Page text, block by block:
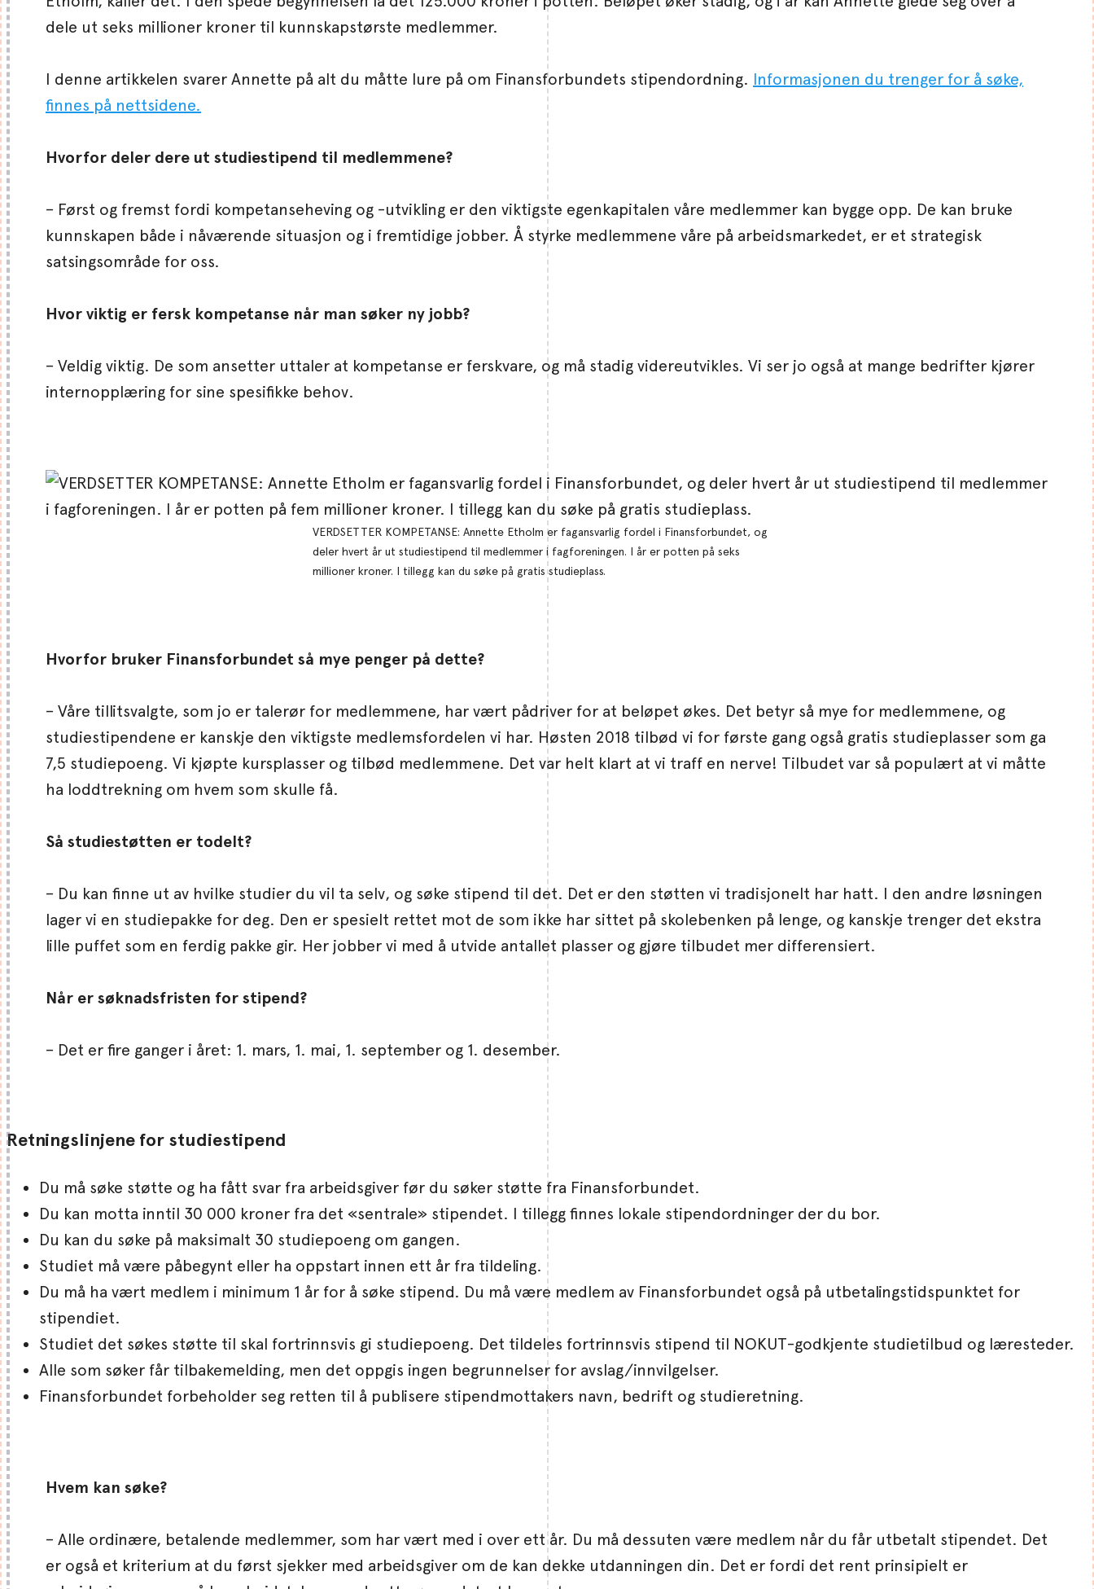
dele ut seks millioner kroner til kunnskapstørste medlemmer.
I denne artikkelen svarer Annette på alt du måtte lure på om Finansforbundets stipendordning. Informasjonen du trenger for å søke,
finnes på nettsidene.
Hvorfor deler dere ut studiestipend til medlemmene?
– Først og fremst fordi kompetanseheving og -utvikling er den viktigste egenkapitalen våre medlemmer kan bygge opp. De kan bruke
kunnskapen både i nåværende situasjon og i fremtidige jobber. Å styrke medlemmene våre på arbeidsmarkedet, er et strategisk
satsingsområde for oss.
Hvor viktig er fersk kompetanse når man søker ny jobb?
– Veldig viktig. De som ansetter uttaler at kompetanse er ferskvare, og må stadig videreutvikles. Vi ser jo også at mange bedrifter kjører
internopplæring for sine spesifikke behov.
VERDSETTER KOMPETANSE: Annette Etholm er fagansvarlig fordel i Finansforbundet, og
deler hvert år ut studiestipend til medlemmer i fagforeningen. I år er potten på seks
millioner kroner. I tillegg kan du søke på gratis studieplass.
Hvorfor bruker Finansforbundet så mye penger på dette?
– Våre tillitsvalgte, som jo er talerør for medlemmene, har vært pådriver for at beløpet økes. Det betyr så mye for medlemmene, og
studiestipendene er kanskje den viktigste medlemsfordelen vi har. Høsten 2018 tilbød vi for første gang også gratis studieplasser som ga
7,5 studiepoeng. Vi kjøpte kursplasser og tilbød medlemmene. Det var helt klart at vi traff en nerve! Tilbudet var så populært at vi måtte
ha loddtrekning om hvem som skulle få.
Så studiestøtten er todelt?
– Du kan finne ut av hvilke studier du vil ta selv, og søke stipend til det. Det er den støtten vi tradisjonelt har hatt. I den andre løsningen
lager vi en studiepakke for deg. Den er spesielt rettet mot de som ikke har sittet på skolebenken på lenge, og kanskje trenger det ekstra
lille puffet som en ferdig pakke gir. Her jobber vi med å utvide antallet plasser og gjøre tilbudet mer differensiert.
Når er søknadsfristen for stipend?
– Det er fire ganger i året: 1. mars, 1. mai, 1. september og 1. desember.
Retningslinjene for studiestipend
Du må søke støtte og ha fått svar fra arbeidsgiver før du søker støtte fra Finansforbundet.
Du kan motta inntil 30 000 kroner fra det «sentrale» stipendet. I tillegg finnes lokale stipendordninger der du bor.
Du kan du søke på maksimalt 30 studiepoeng om gangen.
Studiet må være påbegynt eller ha oppstart innen ett år fra tildeling.
Du må ha vært medlem i minimum 1 år for å søke stipend. Du må være medlem av Finansforbundet også på utbetalingstidspunktet for
stipendiet.
Studiet det søkes støtte til skal fortrinnsvis gi studiepoeng. Det tildeles fortrinnsvis stipend til NOKUT-godkjente studietilbud og læresteder.
Alle som søker får tilbakemelding, men det oppgis ingen begrunnelser for avslag/innvilgelser.
Finansforbundet forbeholder seg retten til å publisere stipendmottakers navn, bedrift og studieretning.
Hvem kan søke?
– Alle ordinære, betalende medlemmer, som har vært med i over ett år. Du må dessuten være medlem når du får utbetalt stipendet. Det
er også et kriterium at du først sjekker med arbeidsgiver om de kan dekke utdanningen din. Det er fordi det rent prinsipielt er